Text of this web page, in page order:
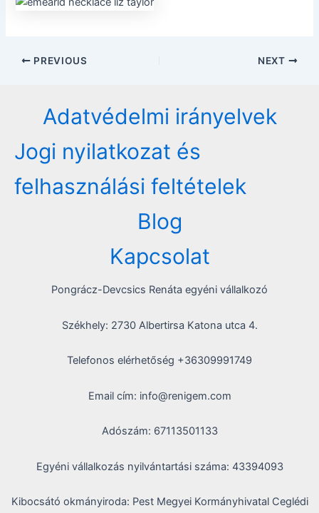
Post
PREVIOUS NEXT
Adatvédelmi irányelvek
Jogi nyilatkozat és
felhasználási feltételek
Blog
Kapcsolat
Pongrácz-Devcsics Renáta egyéni vállalkozó
Székhely: 2730 Albertirsa Katona utca 4.
Telefonos elérhetőség +36309991749
Email cím: info@renigem.com
Adószám: 67113501133
Egyéni vállalkozás nyilvántartási száma: 43394093
Kibocsátó okmányiroda: Pest Megyei Kormányhivatal Ceglédi